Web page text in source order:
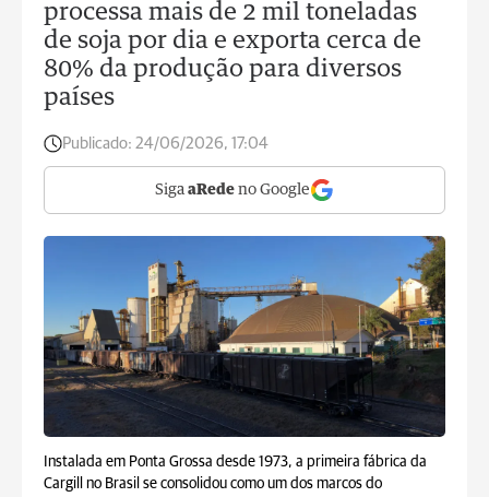
processa mais de 2 mil toneladas
de soja por dia e exporta cerca de
80% da produção para diversos
países
Publicado: 24/06/2026, 17:04
Siga aRede no Google
Instalada em Ponta Grossa desde 1973, a primeira fábrica da
Cargill no Brasil se consolidou como um dos marcos do